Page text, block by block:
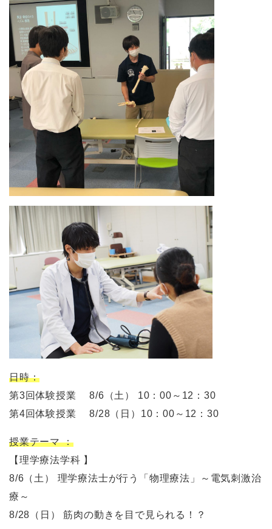
日時：
第3回体験授業 8/6（土） 10：00～12：30
第4回体験授業 8/28（日）10：00～12：30
授業テーマ ：
【理学療法学科 】
8/6（土） 理学療法士が行う「物理療法」～電気刺激治
療～
8/28（日） 筋肉の動きを目で見られる！？